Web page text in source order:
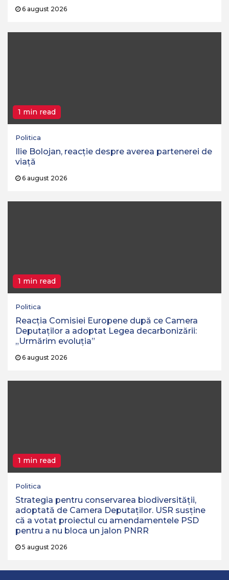
6 august 2026
1 min read
Politica
Ilie Bolojan, reacție despre averea partenerei de
viață
6 august 2026
1 min read
Politica
Reacția Comisiei Europene după ce Camera
Deputaților a adoptat Legea decarbonizării:
„Urmărim evoluția”
6 august 2026
1 min read
Politica
Strategia pentru conservarea biodiversităţii,
adoptată de Camera Deputaţilor. USR susține
că a votat proiectul cu amendamentele PSD
pentru a nu bloca un jalon PNRR
5 august 2026